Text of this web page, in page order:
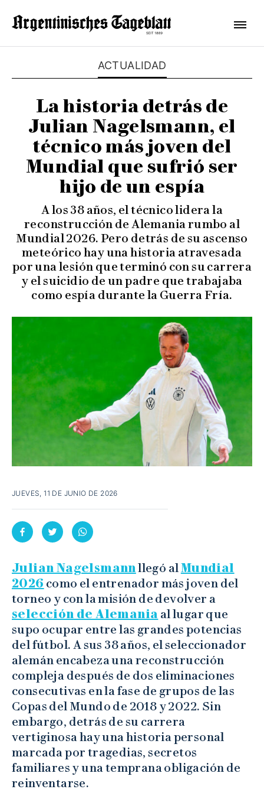
ACTUALIDAD
La historia detrás de
Julian Nagelsmann, el
técnico más joven del
Mundial que sufrió ser
hijo de un espía
A los 38 años, el técnico lidera la
reconstrucción de Alemania rumbo al
Mundial 2026. Pero detrás de su ascenso
meteórico hay una historia atravesada
por una lesión que terminó con su carrera
y el suicidio de un padre que trabajaba
como espía durante la Guerra Fría.
JUEVES, 11 DE JUNIO DE 2026
Julian Nagelsmannllegó alMundial
2026 como el entrenador más joven del
torneo y con la misión de devolver a
selección de Alemania al lugar que
supo ocupar entre las grandes potencias
del fútbol. A sus 38 años, el seleccionador
alemán encabeza una reconstrucción
compleja después de dos eliminaciones
consecutivas en la fase de grupos de las
Copas del Mundo de 2018 y 2022. Sin
embargo, detrás de su carrera
vertiginosa hay una historia personal
marcada por tragedias, secretos
familiares y una temprana obligación de
reinventarse.